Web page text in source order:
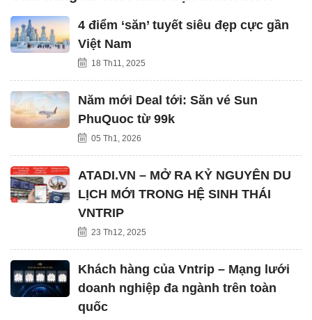
4 điểm ‘săn’ tuyết siêu đẹp cực gần
Việt Nam
18 Th11, 2025
Năm mới Deal tới: Săn vé Sun
PhuQuoc từ 99k
05 Th1, 2026
ATADI.VN – MỞ RA KỶ NGUYÊN DU
LỊCH MỚI TRONG HỆ SINH THÁI
VNTRIP
23 Th12, 2025
Khách hàng của Vntrip – Mạng lưới
doanh nghiệp đa ngành trên toàn
quốc